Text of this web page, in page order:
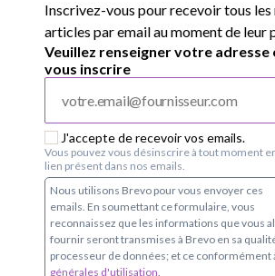
Inscrivez-vous pour recevoir tous les
articles par email au moment de leur
Veuillez renseigner votre adresse
vous inscrire
J'accepte de recevoir vos emails.
Vous pouvez vous désinscrire à tout moment
lien présent dans nos emails.
Nous utilisons Brevo pour vous envoyer ces
emails. En soumettant ce formulaire, vous
reconnaissez que les informations que vous
fournir seront transmises à Brevo en sa
processeur de données; et ce conformément
générales d'utilisation.